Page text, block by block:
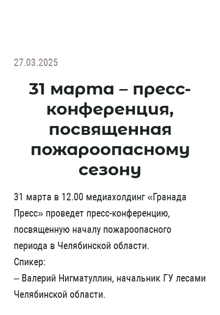
27.03.2025
31 марта – пресс-
конференция,
посвященная
пожароопасному
сезону
31 марта в 12.00 медиахолдинг «Гранада
Пресс» проведет пресс-конференцию,
посвященную началу пожароопасного
периода в Челябинской области.
Спикер:
– Валерий Нигматуллин, начальник ГУ лесами
Челябинской области.